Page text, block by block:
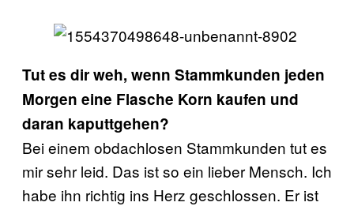
Tut es dir weh, wenn Stammkunden jeden
Morgen eine Flasche Korn kaufen und
daran kaputtgehen?
Bei einem obdachlosen Stammkunden tut es
mir sehr leid. Das ist so ein lieber Mensch. Ich
habe ihn richtig ins Herz geschlossen. Er ist